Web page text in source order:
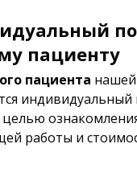
пациенту
пациента
индивидуальный
целью
работы и